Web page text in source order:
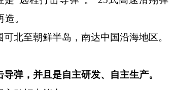
。
至朝鲜半岛，南达中国沿海地区。
弹，并且是自主研发、自主生产。